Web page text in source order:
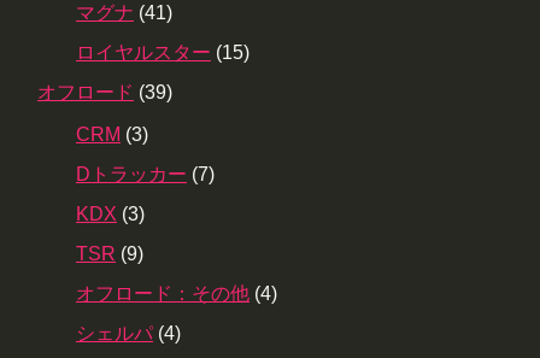
マグナ (41)
ロイヤルスター (15)
オフロード (39)
CRM (3)
Dトラッカー (7)
KDX (3)
TSR (9)
オフロード：その他 (4)
シェルパ (4)